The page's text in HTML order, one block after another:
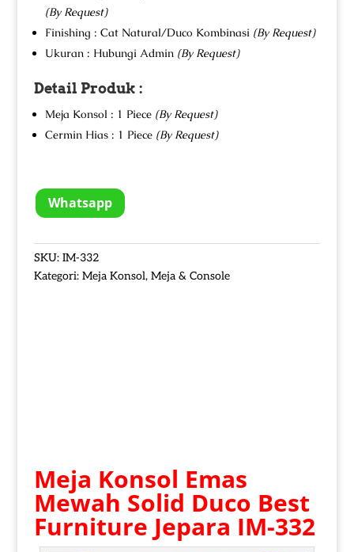
(By Request)
Finishing : Cat Natural/Duco Kombinasi (By Request)
Ukuran : Hubungi Admin (By Request)
Detail Produk :
Meja Konsol : 1 Piece (By Request)
Cermin Hias : 1 Piece (By Request)
Whatsapp
SKU: IM-332
Kategori: Meja Konsol, Meja & Console
Meja Konsol Emas
Mewah Solid Duco Best
Furniture Jepara IM-332